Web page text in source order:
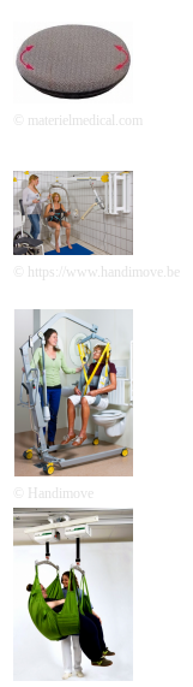
© materielmedical.com
© https://www.handimove.be
© Handimove